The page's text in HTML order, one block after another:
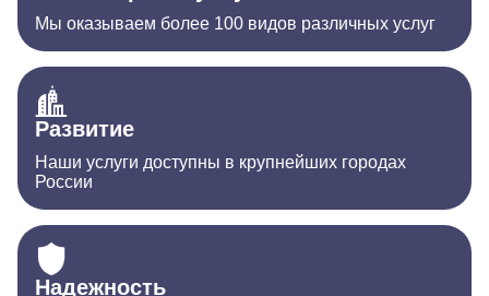
Мы оказываем более 100 видов различных услуг
Развитие
Наши услуги доступны в крупнейших городах
России
Надежность